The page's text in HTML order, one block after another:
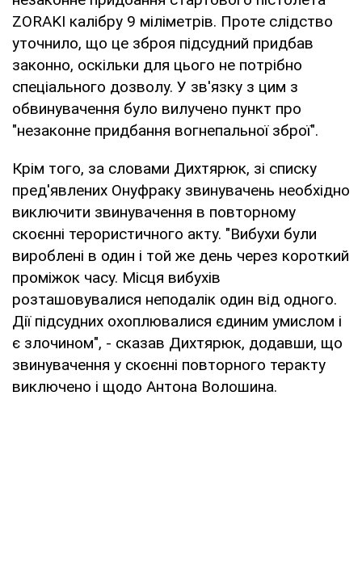
ZORAKI калібру 9 міліметрів. Проте слідство
уточнило, що це зброя підсудний придбав
законно, оскільки для цього не потрібно
спеціального дозволу. У зв'язку з цим з
обвинувачення було вилучено пункт про
"незаконне придбання вогнепальної зброї".
Крім того, за словами Дихтярюк, зі списку
пред'явлених Онуфраку звинувачень необхідно
виключити звинувачення в повторному
скоєнні терористичного акту. "Вибухи були
вироблені в один і той же день через короткий
проміжок часу. Місця вибухів
розташовувалися неподалік один від одного.
Дії підсудних охоплювалися єдиним умислом і
є злочином", - сказав Дихтярюк, додавши, що
звинувачення у скоєнні повторного теракту
виключено і щодо Антона Волошина.